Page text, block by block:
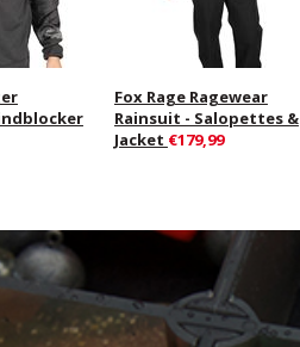
Fox Rage Ragewear
Rainsuit - Salopettes &
Jacket €179,99